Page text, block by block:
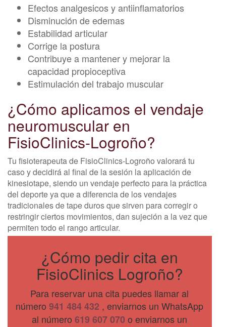
Efectos analgesicos y antiinflamatorios
Disminución de edemas
Estabilidad articular
Corrige la postura
Contribuye a mantener y mejorar la
capacidad propioceptiva
Estimulación del trabajo muscular
¿Cómo aplicamos el vendaje
neuromuscular en
FisioClinics-Logroño?
Tu fisioterapeuta de FisioClinics-Logroño valorará tu
caso y decidirá al final de la sesión la aplicación de
kinesiotape, siendo un vendaje perfecto para la práctica
del deporte ya que a diferencia de los vendajes
tradicionales de tape duros que sirven para corregir o
restringir ciertos movimientos, dan sujeción a la vez que
permiten todo el rango articular.
¿Cómo pedir cita en
FisioClinics Logroño?
Para reservar una cita puedes llamar al
número941 484 432 , enviarnos un WhatsApp
al número619 607 070o enviarnos un